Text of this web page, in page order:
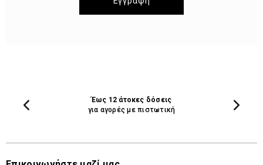
Έως 12 άτοκες δόσεις
για αγορές με πιστωτική